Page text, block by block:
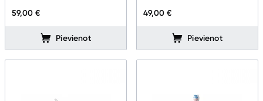
59,00 €
Pievienot
49,00 €
Pievienot